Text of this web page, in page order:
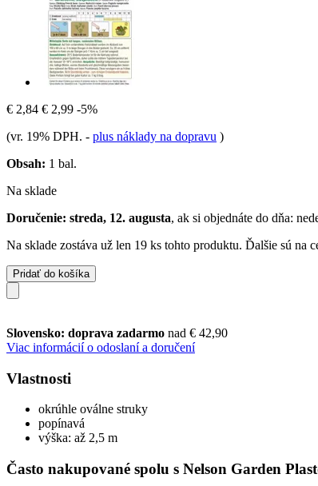
€ 2,84 € 2,99 -5%
(vr. 19% DPH. - plus náklady na dopravu )
Obsah: 1 bal.
Na sklade
Doručenie: streda, 12. augusta, ak si objednáte do dňa:
Na sklade zostáva už len 19 ks tohto produktu. Ďalšie sú
Pridať do košíka
Slovensko: doprava zadarmo nad € 42,90
Viac informácií o odoslaní a doručení
Vlastnosti
okrúhle oválne struky
popínavá
výška: až 2,5 m
Často nakupované spolu s Nelson Garden